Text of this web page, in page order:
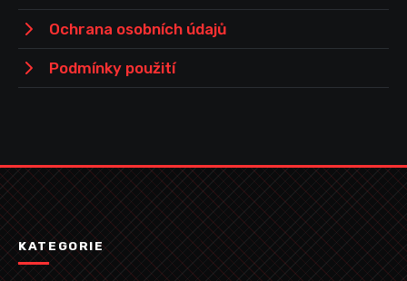
Ochrana osobních údajů
Podmínky použití
KATEGORIE